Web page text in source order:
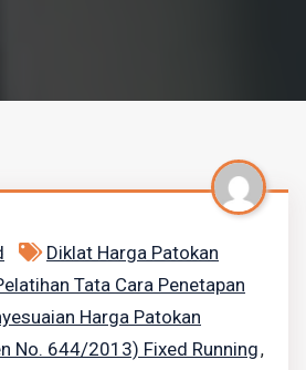
Diklat Harga Patokan
Tata Cara Penetapan
Harga Patokan
No. 644/2013) Fixed Running,